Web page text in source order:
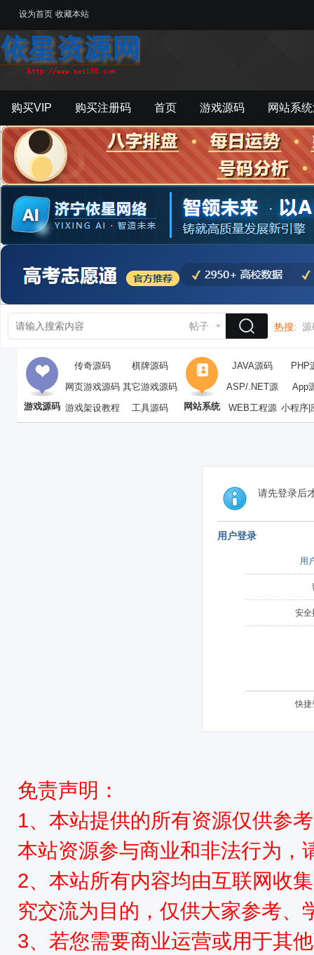
设为首页 收藏本站
购买VIP 购买注册码 首页 游戏源码 网站系
游戏工具 影音资源 主题模板
帖子 热搜: 源
游戏源码
传奇源码
棋牌源码
网页游戏源码 其它游戏源码
游戏架设教程
工具源码 网站系统
JAVA源码
PHP
ASP/.NET源
码
App
WEB工程源 小程序|
请先登录后
用户登录
用
安全
快捷
免责声明：
1、本站提供的所有资源仅供参
本站资源参与商业和非法行为，
2、本站所有内容均由互联网收
究交流为目的，仅供大家参考、
3、若您需要商业运营或用于其